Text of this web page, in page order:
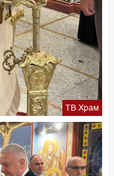
ТВ Храм